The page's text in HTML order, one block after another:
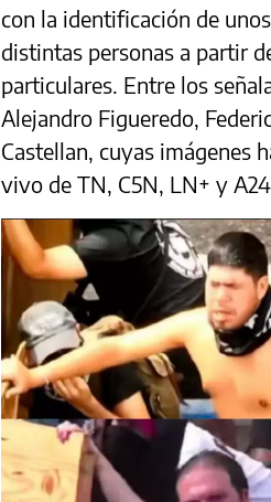
con la identificación de
distintas personas a partir
particulares. Entre los
Alejandro Figueredo,
Castellan, cuyas imágenes
vivo de TN, C5N, LN+ y